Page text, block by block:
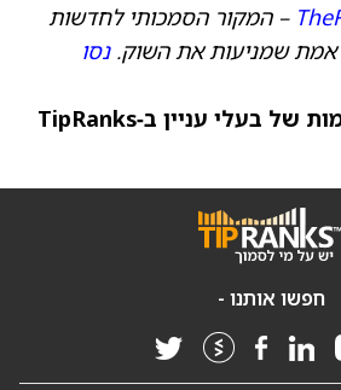
– המקור הסמכותי לחדשות
אמת שמניעות את השוק.נסו
ראו את המניות החמות של בעלי עניין ב‑TipRanks
חפשו אותנו -